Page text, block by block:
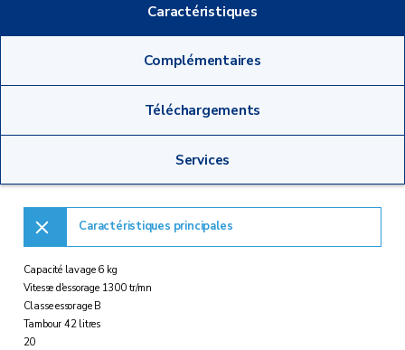
Caractéristiques
Complémentaires
Téléchargements
Services
Caractéristiques principales
Capacité lavage 6 kg
Vitesse d'essorage 1300 tr/mn
Classe essorage B
Tambour 42 litres
20